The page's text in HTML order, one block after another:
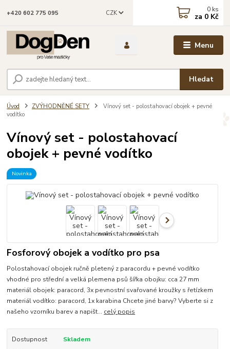
Menu
CZK
Hledat
+420 602 775 095 0 ks
za 0 Kč
Úvod ZVÝHODNĚNÉ SETY
Vínový set - polostahovací obojek + pevné
vodítko
Vínový set - polostahovací
obojek + pevné vodítko
Novinka
Fosforový obojek a vodítko pro psa
Polostahovací obojek ručně pletený z paracordu + pevné vodítko
vhodné pro střední a velká plemena psů šířka obojku: cca 27 mm
materiál obojek: paracord, 3x pevnostní svařované kroužky s řetízkem
materiál vodítko: paracord, 1x karabina Chcete jiné barvy? Vyberte si z
našeho vzorníku barev a napišt... celý popis
Dostupnost
Skladem